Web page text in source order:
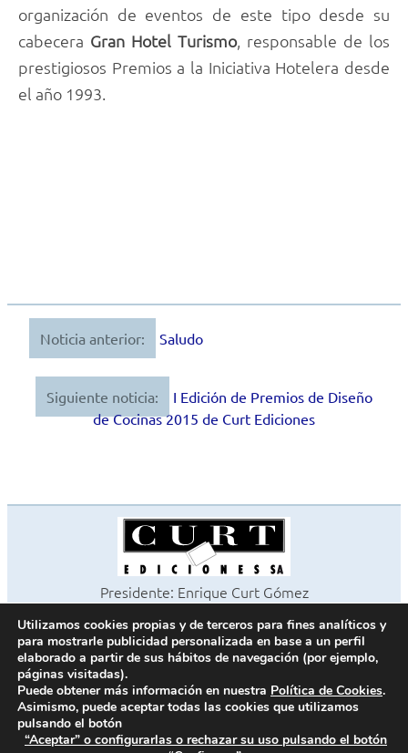
organización de eventos de este tipo desde su
cabecera Gran Hotel Turismo, responsable de los
prestigiosos Premios a la Iniciativa Hotelera desde
el año 1993.
Navegación
entradas
Noticia anterior: Saludo
Siguiente noticia:
I Edición de Premios de Diseño
de Cocinas 2015 de Curt Ediciones
Presidente: Enrique Curt Gómez
©2026 Revista Cocinas y Baños
Todos los derechos reservados
Paseo de Gracia, 63. 1º 2ª. 08008 Barcelona -
Fax 933 183 505
Utilizamos cookies propias y de terceros para fines analíticos y
para mostrarle publicidad personalizada en base a un perfil
elaborado a partir de sus hábitos de navegación (por ejemplo,
páginas visitadas).
Puede obtener más información en nuestra Política de Cookies.
Asimismo, puede aceptar todas las cookies que utilizamos
pulsando el botón
“Aceptar” o configurarlas o rechazar su uso pulsando el botón